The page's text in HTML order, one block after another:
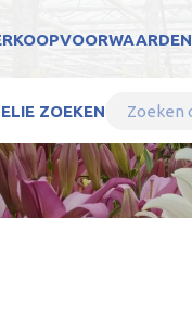
ZOEKEN